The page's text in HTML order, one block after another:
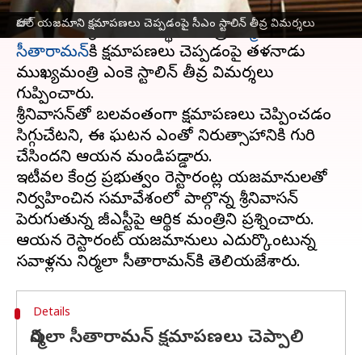
హోటల్ యజమాని క్షమాపణలు చెప్పడంపై సీఎం స్టాలిన్ తీవ్ర విమర్శలు
తమిళనాడుకు చెందిన 'శ్రీ అన్నపూర్ణ రెస్టారంట్'
యజమాని శ్రీనివాసన్‌ ఆర్థిక మంత్రినిర్మలా
సీతారామన్‌కి క్షమాపణలు చెప్పడంపై తమిళనాడు
ముఖ్యమంత్రి ఎంకె స్టాలిన్‌ తీవ్ర విమర్శలు
గుప్పించారు.
శ్రీనివాసన్‌తో బలవంతంగా క్షమాపణలు చెప్పించడం
సిగ్గుచేటని, ఈ ఘటన ఎంతో నిరుత్సాహానికి గురి
చేసిందని ఆయన మండిపడ్డారు.
ఇటీవల కేంద్ర ప్రభుత్వం రెస్టారంట్ల యజమానులతో
నిర్వహించిన సమావేశంలో పాల్గొన్న శ్రీనివాసన్‌
పెరుగుతున్న జీఎస్టీపై ఆర్థిక మంత్రిని ప్రశ్నించారు.
ఆయన రెస్టారంట్‌ యజమానులు ఎదుర్కొంటున్న
Details
నిర్మలా సీతారామన్‌ క్షమాపణలు చెప్పాలి